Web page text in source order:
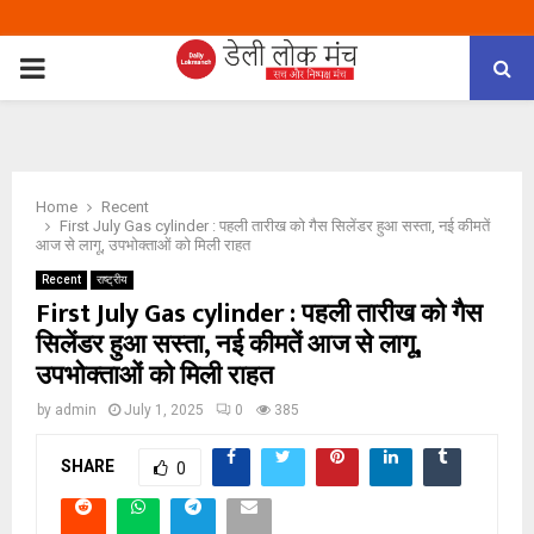
PRIMARY
Home
Recent
First July Gas cylinder : पहली तारीख को गैस सिलेंडर हुआ सस्ता, नई कीमतें
आज से लागू, उपभोक्ताओं को मिली राहत
Recent राष्ट्रीय
First July Gas cylinder : पहली तारीख को गैस
सिलेंडर हुआ सस्ता, नई कीमतें आज से लागू,
उपभोक्ताओं को मिली राहत
by admin July 1, 2025 0 385
SHARE 0